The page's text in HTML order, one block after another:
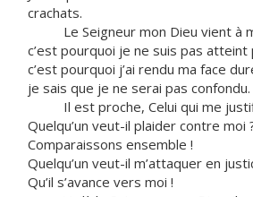
crachats.
Le Seigneur mon Dieu vient à
c’est pourquoi je ne suis pas
c’est pourquoi j’ai rendu ma face
je sais que je ne serai pas confondu.
Il est proche, Celui qui me
Quelqu’un veut-il plaider contre moi
Comparaissons ensemble !
Quelqu’un veut-il m’attaquer en
Qu’il s’avance vers moi !